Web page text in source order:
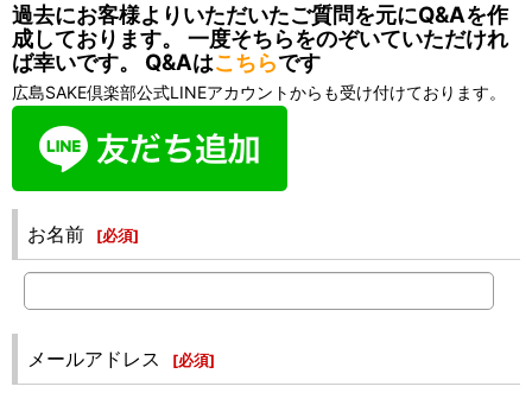
過去にお客様よりいただいたご質問を元にQ&Aを作
成しております。 一度そちらをのぞいていただけれ
ば幸いです。 Q&Aはこちらです
広島SAKE倶楽部公式LINEアカウントからも受け付けております。
お名前 [必須]
メールアドレス [必須]